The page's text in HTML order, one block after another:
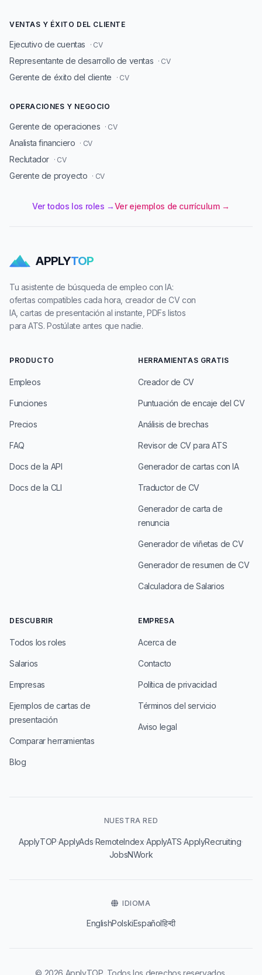
VENTAS Y ÉXITO DEL CLIENTE
Ejecutivo de cuentas · CV
Representante de desarrollo de ventas · CV
Gerente de éxito del cliente · CV
OPERACIONES Y NEGOCIO
Gerente de operaciones · CV
Analista financiero · CV
Reclutador · CV
Gerente de proyecto · CV
Ver todos los roles →Ver ejemplos de currículum →
APPLYTOP
Tu asistente de búsqueda de empleo con IA:
ofertas compatibles cada hora, creador de CV con
IA, cartas de presentación al instante, PDFs listos
para ATS. Postúlate antes que nadie.
PRODUCTO
Empleos
Funciones
Precios
FAQ
Docs de la API
Docs de la CLI
HERRAMIENTAS GRATIS
Creador de CV
Puntuación de encaje del CV
Análisis de brechas
Revisor de CV para ATS
Generador de cartas con IA
Traductor de CV
Generador de carta de
renuncia
Generador de viñetas de CV
Generador de resumen de CV
Calculadora de Salarios
DESCUBRIR
Todos los roles
Salarios
Empresas
Ejemplos de cartas de
presentación
Comparar herramientas
Blog
EMPRESA
Acerca de
Contacto
Política de privacidad
Términos del servicio
Aviso legal
NUESTRA RED
ApplyTOP·ApplyAds·RemoteIndex·ApplyATS·ApplyRecruiting·
JobsNWork
IDIOMA
EnglishPolskiEspañolहिन्दी
© 2026 ApplyTOP. Todos los derechos reservados.